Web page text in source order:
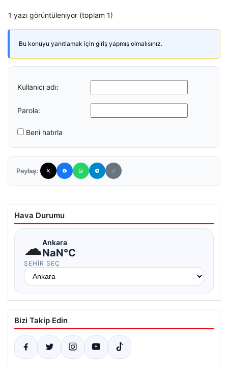
1 yazı görüntüleniyor (toplam 1)
Bu konuyu yanıtlamak için giriş yapmış olmalısınız.
Kullanıcı adı:
Parola:
Beni hatırla
Paylaş:
Hava Durumu
☁Ankara
NaN°C
ŞEHIR SEÇ
Bizi Takip Edin